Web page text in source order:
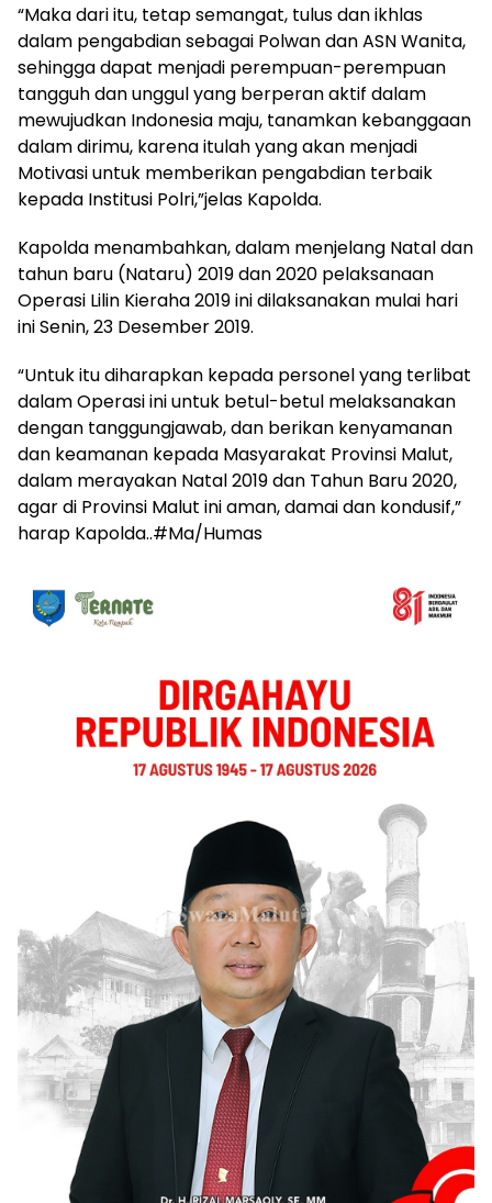
“Maka dari itu, tetap semangat, tulus dan ikhlas
dalam pengabdian sebagai Polwan dan ASN Wanita,
sehingga dapat menjadi perempuan-perempuan
tangguh dan unggul yang berperan aktif dalam
mewujudkan Indonesia maju, tanamkan kebanggaan
dalam dirimu, karena itulah yang akan menjadi
Motivasi untuk memberikan pengabdian terbaik
kepada Institusi Polri,”jelas Kapolda.
Kapolda menambahkan, dalam menjelang Natal dan
tahun baru (Nataru) 2019 dan 2020 pelaksanaan
Operasi Lilin Kieraha 2019 ini dilaksanakan mulai hari
ini Senin, 23 Desember 2019.
“Untuk itu diharapkan kepada personel yang terlibat
dalam Operasi ini untuk betul-betul melaksanakan
dengan tanggungjawab, dan berikan kenyamanan
dan keamanan kepada Masyarakat Provinsi Malut,
dalam merayakan Natal 2019 dan Tahun Baru 2020,
agar di Provinsi Malut ini aman, damai dan kondusif,”
harap Kapolda..#Ma/Humas